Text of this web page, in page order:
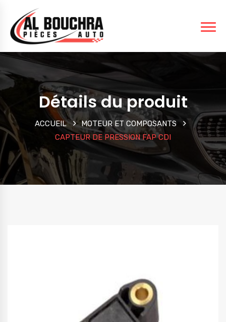
Détails du produit
ACCUEIL
MOTEUR ET COMPOSANTS
CAPTEUR DE PRESSION FAP CDI